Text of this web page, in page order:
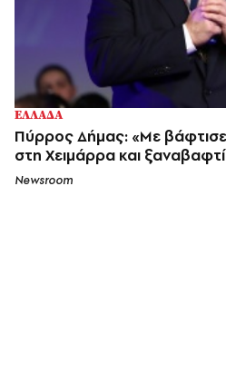
ΕΛΛΑΔΑ
Πύρρος Δήμας: «Με
στη Χειμάρρα και
Newsroom